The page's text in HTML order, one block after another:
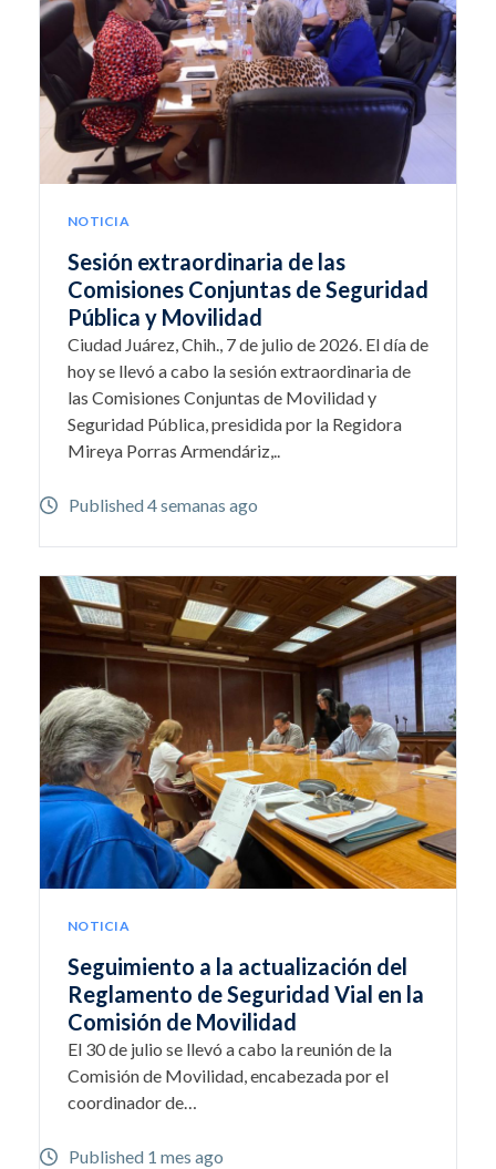
NOTICIA
Sesión extraordinaria de las
Comisiones Conjuntas de Seguridad
Pública y Movilidad
Ciudad Juárez, Chih., 7 de julio de 2026. El día de
hoy se llevó a cabo la sesión extraordinaria de
las Comisiones Conjuntas de Movilidad y
Seguridad Pública, presidida por la Regidora
Mireya Porras Armendáriz,..
Published 4 semanas ago
NOTICIA
Seguimiento a la actualización del
Reglamento de Seguridad Vial en la
Comisión de Movilidad
El 30 de julio se llevó a cabo la reunión de la
Comisión de Movilidad, encabezada por el
coordinador de…
Published 1 mes ago